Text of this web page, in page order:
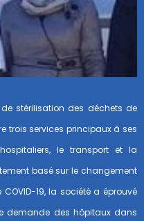
stérilisation des déchets de
trois services principaux à ses
le transport et la
basé sur le changement
19, la société a éprouvé
demande des hôpitaux dans